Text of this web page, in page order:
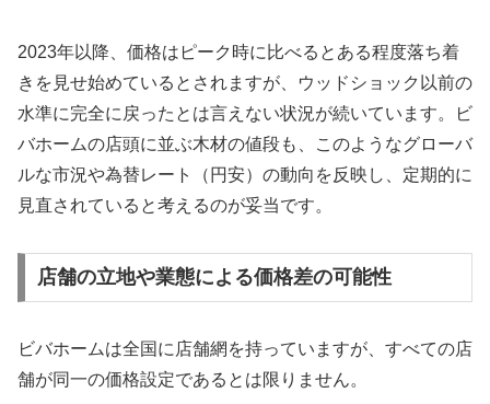
2023年以降、価格はピーク時に比べるとある程度落ち着
きを見せ始めているとされますが、ウッドショック以前の
水準に完全に戻ったとは言えない状況が続いています。ビ
バホームの店頭に並ぶ木材の値段も、このようなグローバ
ルな市況や為替レート（円安）の動向を反映し、定期的に
見直されていると考えるのが妥当です。
店舗の立地や業態による価格差の可能性
ビバホームは全国に店舗網を持っていますが、すべての店
舗が同一の価格設定であるとは限りません。